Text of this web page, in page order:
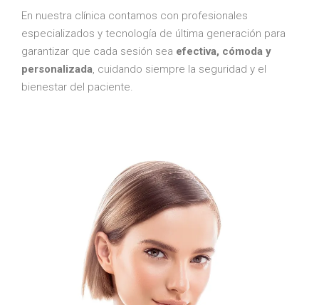
En nuestra clínica contamos con profesionales
especializados y tecnología de última generación para
garantizar que cada sesión sea efectiva, cómoda y
personalizada, cuidando siempre la seguridad y el
bienestar del paciente.